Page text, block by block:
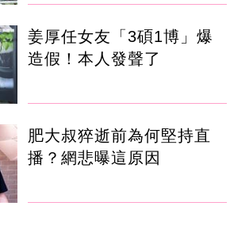
姜厚任女友「3碩1博」爆
造假！本人發聲了
肥大叔猝逝前為何堅持直
播？網悲曝這原因